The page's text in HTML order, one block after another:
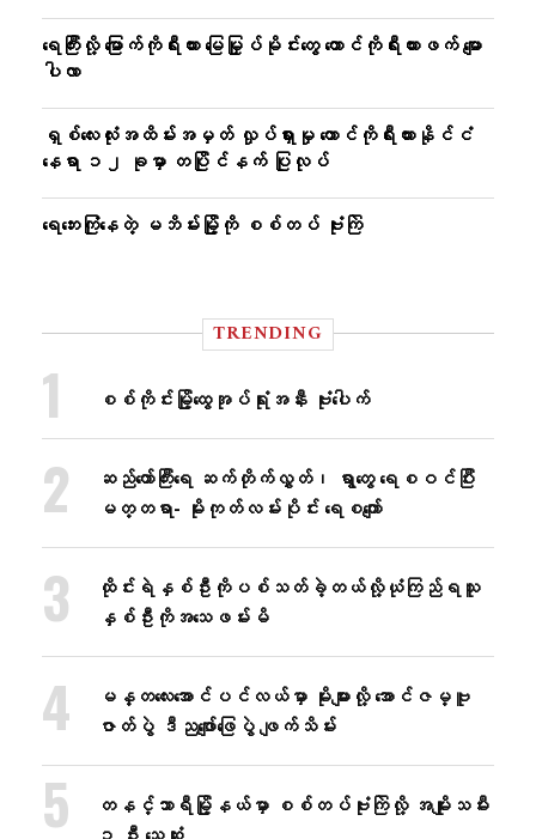
ရေကြီးလို့ မြောက်ကိုရီးယား မြေမြှုပ်မိုင်းတွေ တောင်ကိုရီးယားဖက် မျော
ပါလာ
ရှစ်လေးလုံးအထိမ်းအမှတ် လှုပ်ရှားမှု တောင်ကိုရီးယားနိုင်ငံ
နေရာ ၁၂ ခုမှာ တပြိုင်နက် ပြုလုပ်
ရေဘေးကြုံနေတဲ့ မဘိမ်းမြို့ကို စစ်တပ် ဗုံးကြဲ
TRENDING
စစ်ကိုင်းမြို့ထွေအုပ်ရုံးအနီး ဗုံးပေါက်
ဆည်တော်ကြီးရေ ဆက်တိုက်လွှတ်၊ ရွာတွေ ရေစဝင်ပြီး
မတ္တရာ- မိုးကုတ်လမ်းပိုင်း ရေစကျော်
ထိုင်းရဲနှစ်ဦးကိုပစ်သတ်ခဲ့တယ်လို့ယုံကြည်ရသူ
နှစ်ဦးကိုအသေဖမ်းမိ
မန္တလေးအောင်ပင်လယ်မှာ မိုးများလို့ အောင်ဇမ္ဗူ
ဇာတ်ပွဲ ဒီညဖျော်ဖြေပွဲ ဖျက်သိမ်း
တနင်္သာရီမြို့နယ်မှာ စစ်တပ်ဗုံးကြဲလို့ အမျိုးသမီး